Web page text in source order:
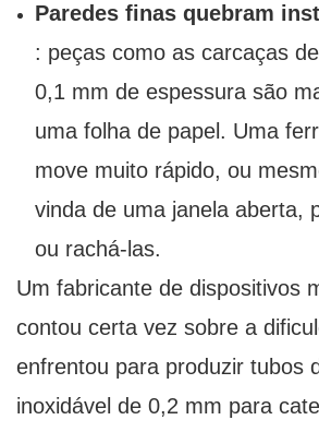
Paredes finas quebram
: peças como as carcaças
0,1 mm de espessura são
uma folha de papel. Uma
move muito rápido, ou
vinda de uma janela aberta,
ou rachá-las.
Um fabricante de dispositivos
contou certa vez sobre a
enfrentou para produzir tubos
inoxidável de 0,2 mm para